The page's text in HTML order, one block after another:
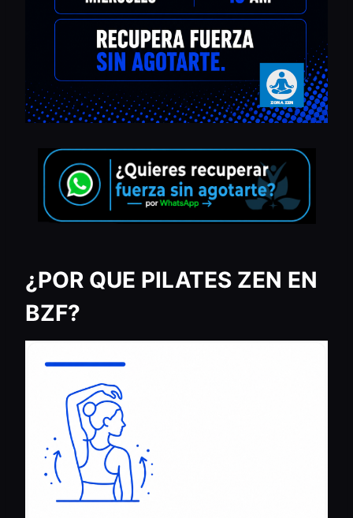
¿POR QUE PILATES ZEN EN
BZF?